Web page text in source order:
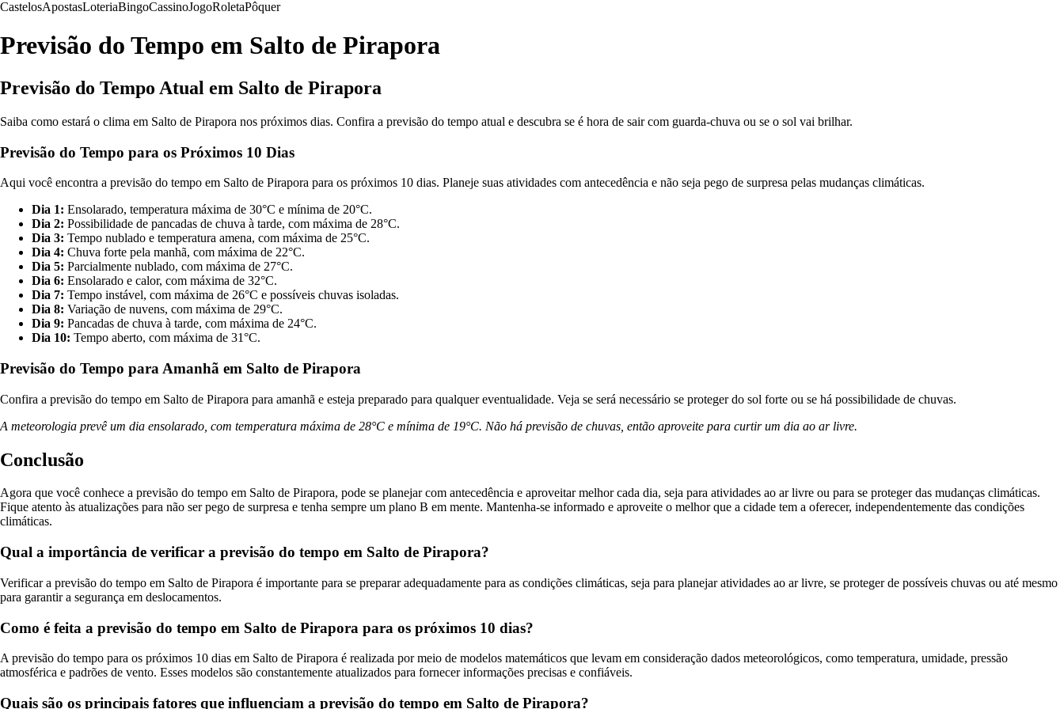
CastelosApostasLoteriaBingoCassinoJogoRoletaPôquer
Previsão do Tempo em Salto de Pirapora
Previsão do Tempo Atual em Salto de Pirapora
Saiba como estará o clima em Salto de Pirapora nos próximos dias. Confira a previsão do tempo atual e descubra se é hora de sair com guarda-chuva ou se o sol vai brilhar.
Previsão do Tempo para os Próximos 10 Dias
Aqui você encontra a previsão do tempo em Salto de Pirapora para os próximos 10 dias. Planeje suas atividades com antecedência e não seja pego de surpresa pelas mudanças climáticas.
Dia 1: Ensolarado, temperatura máxima de 30°C e mínima de 20°C.
Dia 2: Possibilidade de pancadas de chuva à tarde, com máxima de 28°C.
Dia 3: Tempo nublado e temperatura amena, com máxima de 25°C.
Dia 4: Chuva forte pela manhã, com máxima de 22°C.
Dia 5: Parcialmente nublado, com máxima de 27°C.
Dia 6: Ensolarado e calor, com máxima de 32°C.
Dia 7: Tempo instável, com máxima de 26°C e possíveis chuvas isoladas.
Dia 8: Variação de nuvens, com máxima de 29°C.
Dia 9: Pancadas de chuva à tarde, com máxima de 24°C.
Dia 10: Tempo aberto, com máxima de 31°C.
Previsão do Tempo para Amanhã em Salto de Pirapora
Confira a previsão do tempo em Salto de Pirapora para amanhã e esteja preparado para qualquer eventualidade. Veja se será necessário se proteger do sol forte ou se há possibilidade de chuvas.
A meteorologia prevê um dia ensolarado, com temperatura máxima de 28°C e mínima de 19°C. Não há previsão de chuvas, então aproveite para curtir um dia ao ar livre.
Conclusão
Agora que você conhece a previsão do tempo em Salto de Pirapora, pode se planejar com antecedência e aproveitar melhor cada dia, seja para atividades ao ar livre ou para se proteger das mudanças climáticas.
Fique atento às atualizações para não ser pego de surpresa e tenha sempre um plano B em mente. Mantenha-se informado e aproveite o melhor que a cidade tem a oferecer, independentemente das condições
climáticas.
Qual a importância de verificar a previsão do tempo em Salto de Pirapora?
Verificar a previsão do tempo em Salto de Pirapora é importante para se preparar adequadamente para as condições climáticas, seja para planejar atividades ao ar livre, se proteger de possíveis chuvas ou até mesmo
para garantir a segurança em deslocamentos.
Como é feita a previsão do tempo em Salto de Pirapora para os próximos 10 dias?
A previsão do tempo para os próximos 10 dias em Salto de Pirapora é realizada por meio de modelos matemáticos que levam em consideração dados meteorológicos, como temperatura, umidade, pressão
atmosférica e padrões de vento. Esses modelos são constantemente atualizados para fornecer informações precisas e confiáveis.
Quais são os principais fatores que influenciam a previsão do tempo em Salto de Pirapora?